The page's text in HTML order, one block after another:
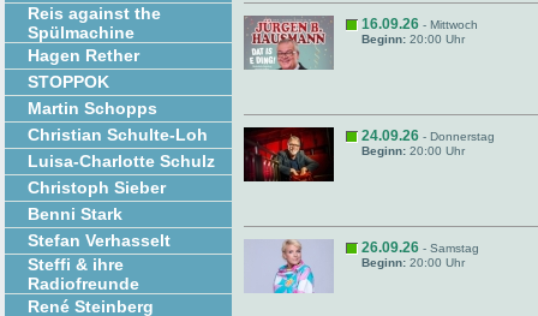
Reis against the
Spülmachine
Hagen Rether
STOPPOK
Martin Schopps
Christian Schulte-Loh
Luisa-Charlotte Schulz
Christoph Sieber
Benni Stark
Stefan Verhasselt
Steffi & ihre
Radiofreunde
René Steinberg
16.09.26 - Mittwoch
Beginn: 20:00 Uhr
24.09.26 - Donnerstag
Beginn: 20:00 Uhr
26.09.26 - Samstag
Beginn: 20:00 Uhr